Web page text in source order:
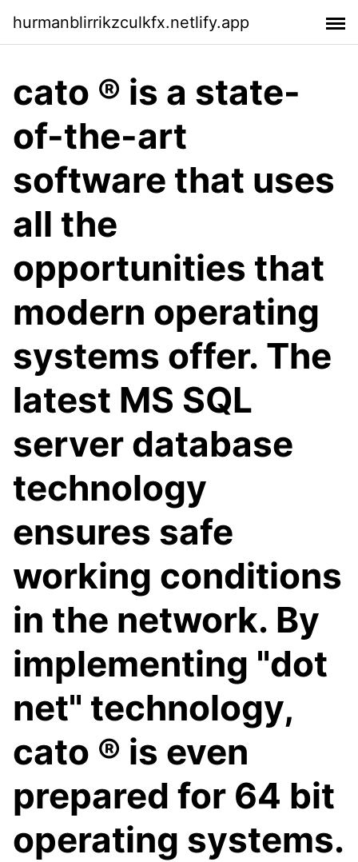
hurmanblirrikzculkfx.netlify.app
cato ® is a state-
of-the-art
software that uses
all the
opportunities that
modern operating
systems offer. The
latest MS SQL
server database
technology
ensures safe
working conditions
in the network. By
implementing "dot
net" technology,
cato ® is even
prepared for 64 bit
operating systems.